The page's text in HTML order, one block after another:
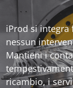
iProd si integra
nessun
Mantieni i
ricambio, i